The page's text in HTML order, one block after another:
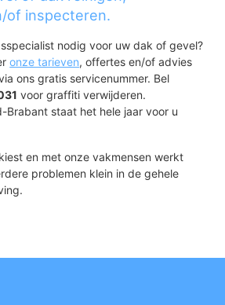
of inspecteren.
nodig voor uw dak of gevel?
onze tarieven, offertes en/of advies
ons gratis servicenummer. Bel
voor graffiti verwijderen.
Brabant staat het hele jaar voor u
en met onze vakmensen werkt
problemen klein in de gehele